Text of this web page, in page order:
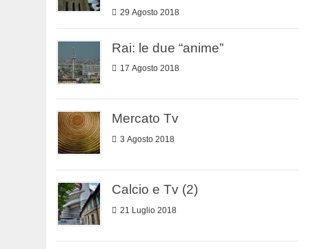
29 Agosto 2018
Rai: le due “anime”
17 Agosto 2018
Mercato Tv
3 Agosto 2018
Calcio e Tv (2)
21 Luglio 2018